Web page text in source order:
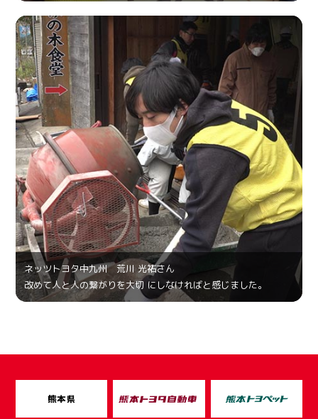
ネッツトヨタ中九州 荒川 光祐さん
改めて人と人の繋がりを大切 にしなければと感じました。